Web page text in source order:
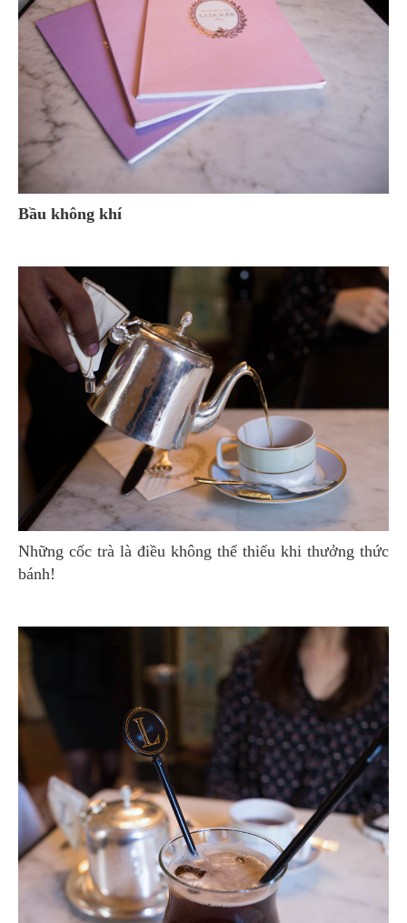
Bầu không khí
Những cốc trà là điều không thể thiếu khi thưởng thức
bánh!